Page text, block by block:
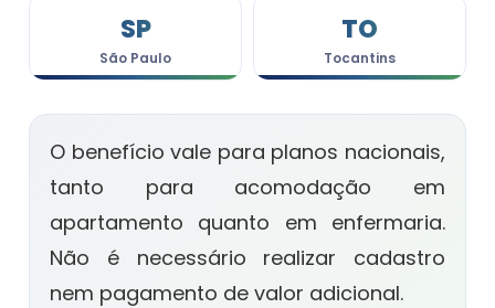
SP
São Paulo
TO
Tocantins
O benefício vale para planos nacionais,
tanto para acomodação em
apartamento quanto em enfermaria.
Não é necessário realizar cadastro
nem pagamento de valor adicional.